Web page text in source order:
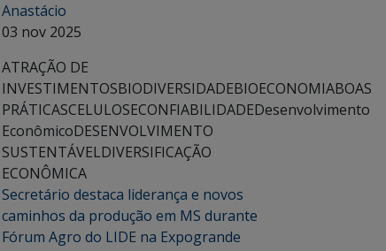
Anastácio
03 nov 2025
ATRAÇÃO DE
INVESTIMENTOSBIODIVERSIDADEBIOECONOMIABOAS
PRÁTICASCELULOSECONFIABILIDADEDesenvolvimento
EconômicoDESENVOLVIMENTO
SUSTENTÁVELDIVERSIFICAÇÃO
ECONÔMICA
Secretário destaca liderança e novos
caminhos da produção em MS durante
Fórum Agro do LIDE na Expogrande